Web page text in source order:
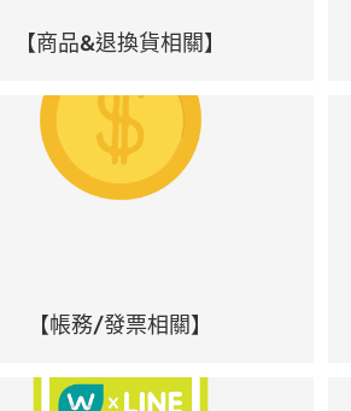
【商品&退換貨相關】
【帳務/發票相關】